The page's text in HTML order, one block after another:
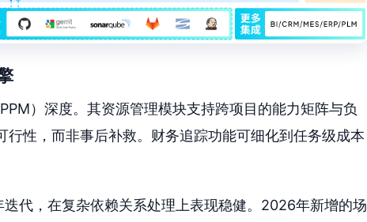
）深度。其资源管理模块支持跨项目的能力矩阵与负
性，而非事后补救。财务追踪功能可细化到任务级成本
代，在复杂依赖关系处理上表现稳健。2026年新增的场